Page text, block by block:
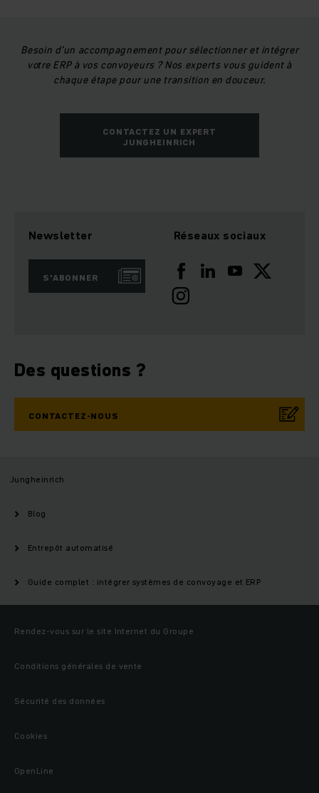
Besoin d’un accompagnement pour sélectionner et intégrer
votre ERP à vos convoyeurs ? Nos experts vous guident à
chaque étape pour une transition en douceur.
CONTACTEZ UN EXPERT
JUNGHEINRICH
Newsletter
S'ABONNER
Réseaux sociaux
Des questions ?
CONTACTEZ-NOUS
Jungheinrich
Blog
Entrepôt automatisé
Guide complet : intégrer systèmes de convoyage et ERP
Rendez-vous sur le site Internet du Groupe
Conditions générales de vente
Sécurité des données
Cookies
OpenLine